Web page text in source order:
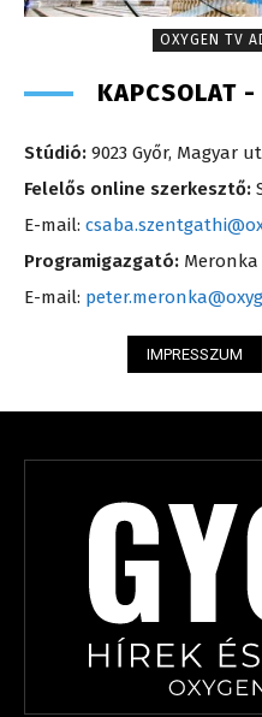
OXYGEN TV
KAPCSOLAT
Stúdió: 9023 Győr, Magyar
Felelős online szerkesztő:
E-mail:
Programigazgató:
E-mail:
IMPRESSZUM